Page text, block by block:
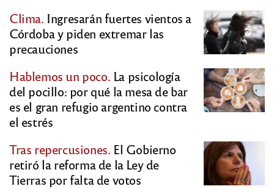
Clima. Ingresarán fuertes vientos a
Córdoba y piden extremar las
precauciones
Hablemos un poco. La psicología
del pocillo: por qué la mesa de bar
es el gran refugio argentino contra
el estrés
Tras repercusiones. El Gobierno
retiró la reforma de la Ley de
Tierras por falta de votos